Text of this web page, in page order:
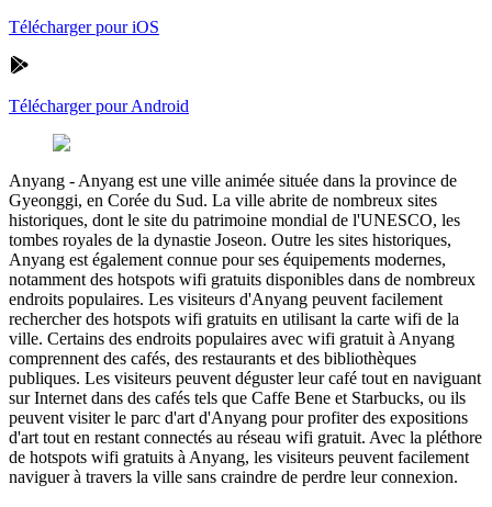
Télécharger pour iOS
Télécharger pour Android
Anyang - Anyang est une ville animée située dans la province de
Gyeonggi, en Corée du Sud. La ville abrite de nombreux sites
historiques, dont le site du patrimoine mondial de l'UNESCO, les
tombes royales de la dynastie Joseon. Outre les sites historiques,
Anyang est également connue pour ses équipements modernes,
notamment des hotspots wifi gratuits disponibles dans de nombreux
endroits populaires. Les visiteurs d'Anyang peuvent facilement
rechercher des hotspots wifi gratuits en utilisant la carte wifi de la
ville. Certains des endroits populaires avec wifi gratuit à Anyang
comprennent des cafés, des restaurants et des bibliothèques
publiques. Les visiteurs peuvent déguster leur café tout en naviguant
sur Internet dans des cafés tels que Caffe Bene et Starbucks, ou ils
peuvent visiter le parc d'art d'Anyang pour profiter des expositions
d'art tout en restant connectés au réseau wifi gratuit. Avec la pléthore
de hotspots wifi gratuits à Anyang, les visiteurs peuvent facilement
naviguer à travers la ville sans craindre de perdre leur connexion.